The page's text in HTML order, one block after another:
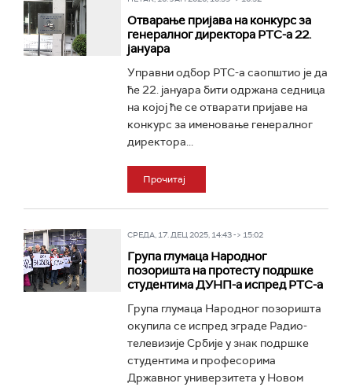
Отварање пријава на конкурс за
генералног директора РТС-а 22.
јануара
Управни одбор РТС-а саопштио је да
ће 22. јануара бити одржана седница
на којој ће се отварати пријаве на
конкурс за именовање генералног
директора...
Прочитај
СРЕДА, 17. ДЕЦ 2025, 14:43 -> 15:02
Група глумаца Народног
позоришта на протесту подршке
студентима ДУНП-а испред РТС-а
Група глумаца Народног позоришта
окупила се испред зграде Радио-
телевизије Србије у знак подршке
студентима и професорима
Државног универзитета у Новом